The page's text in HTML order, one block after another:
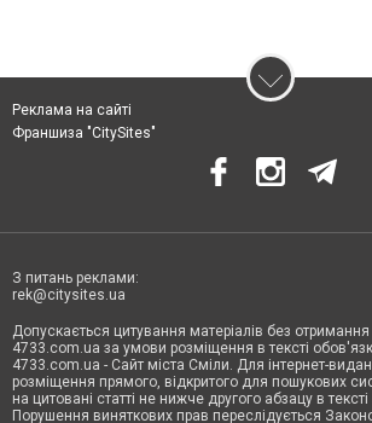
Реклама на сайті
Франшиза "CitySites"
З питань реклами:
rek@citysites.ua
Допускається цитування матеріалів без
4733.com.ua за умови розміщення в тексті
4733.com.ua - Сайт міста Сміли. Для інтернет-
розміщення прямого, відкритого для пошукових
на цитовані статті не нижче другого абзацу в
Порушення виняткових прав переслідується